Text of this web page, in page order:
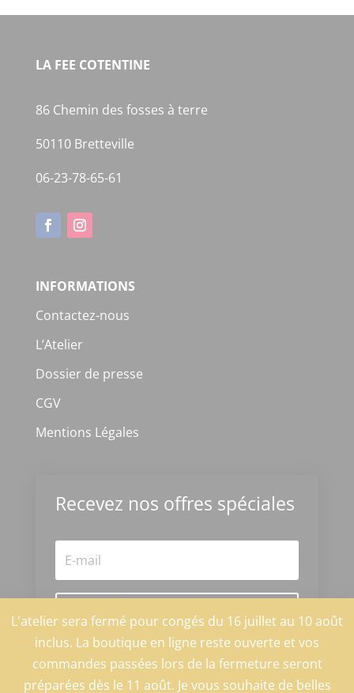
L'atelier sera fermé pour congés du 16 juillet au 10 août
inclus. La boutique en ligne reste ouverte et vos
commandes passées lors de la fermeture seront
préparées dès le 11 août. Je vous souhaite de belles
LA FEE COTENTINE
86 Chemin des fosses à terre
50110 Bretteville
06-23-78-65-61
INFORMATIONS
Contactez-nous
L’Atelier
Dossier de presse
CGV
Mentions Légales
Recevez nos offres spéciales
S'abonner
@2025 by La fée Cotentine